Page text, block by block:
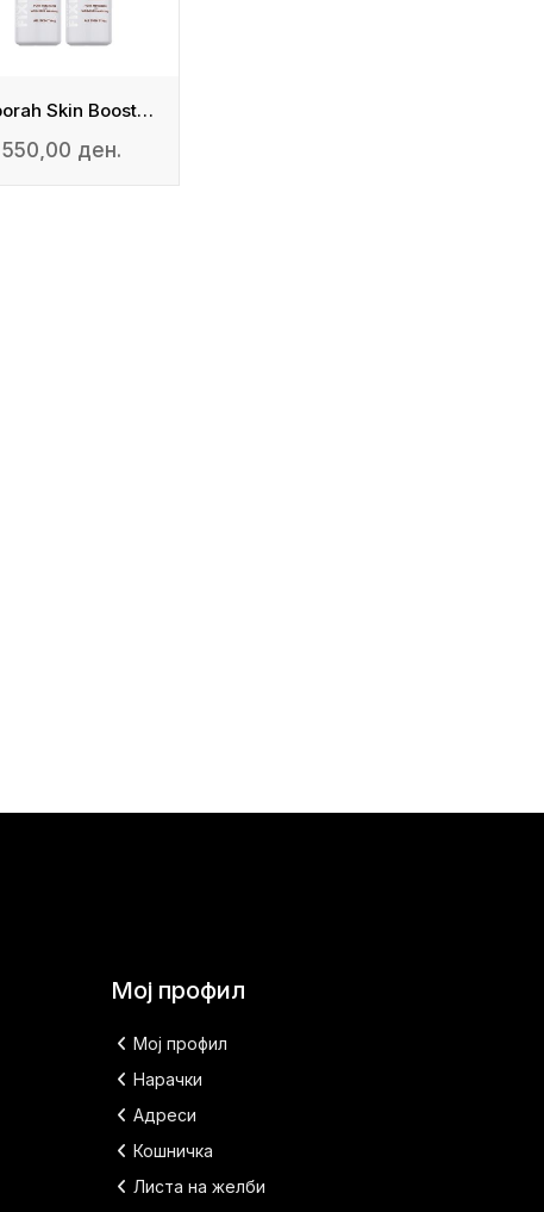
Deborah Skin Booster Makeup Fixing Spray
550,00 ден.
Мој профил
Мој профил
Нарачки
Адреси
Кошничка
Листа на желби